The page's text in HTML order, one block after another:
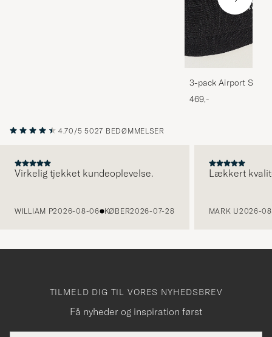
3-pack Airport
Melange
469,-
4.70/5 5027 BEDØMMELSER
Virkelig tjekket kundeoplevelse.
WILLIAM P2026-08-06 KØBER2026-07-28
Lækkert
MARK U2026-
TILMELD DIG TIL VORES NYHEDSBREV
Få nyheder og inspiration først